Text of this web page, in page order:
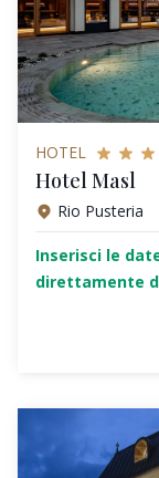
HOTEL
Hotel Masl
Rio Pusteria
Inserisci le
direttamente